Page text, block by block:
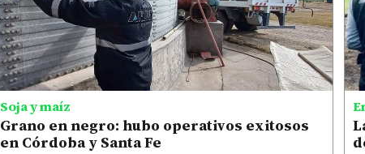
Soja y maíz
Grano en negro: hubo operativos exitosos
en Córdoba y Santa Fe